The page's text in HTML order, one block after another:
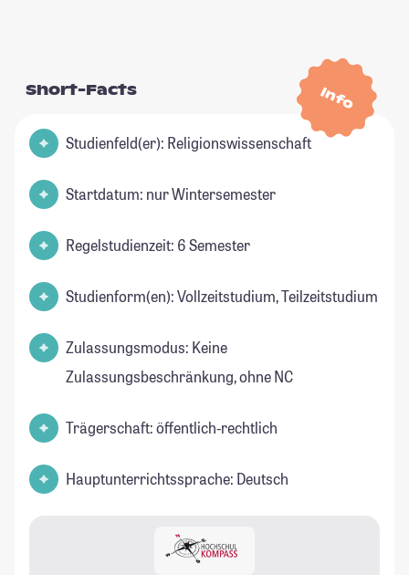
Info
Short-Facts
Studienfeld(er): Religionswissenschaft
Startdatum: nur Wintersemester
Regelstudienzeit: 6 Semester
Studienform(en): Vollzeitstudium, Teilzeitstudium
Zulassungsmodus: Keine
Zulassungsbeschränkung, ohne NC
Trägerschaft: öffentlich-rechtlich
Hauptunterrichtssprache: Deutsch